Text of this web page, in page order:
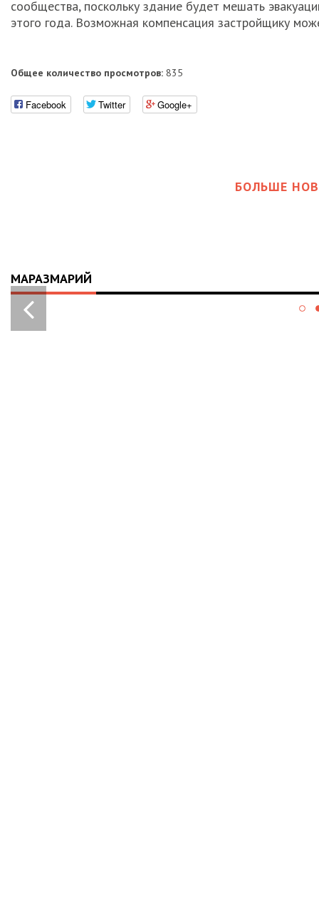
сообщества, поскольку здание будет мешать
этого года. Возможная компенсация застройщику
Общее количество просмотров: 835
Facebook Twitter Google+
БОЛЬШЕ
МАРАЗМАРИЙ